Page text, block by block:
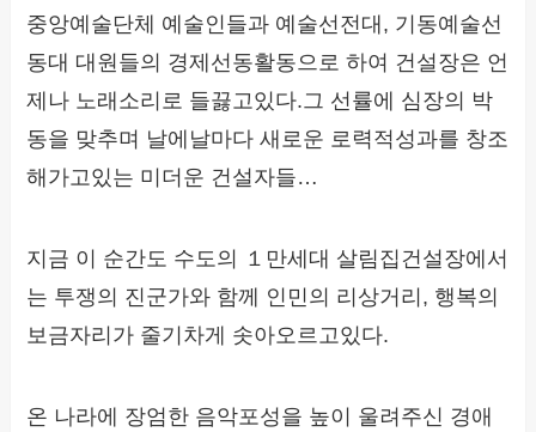
중앙예술단체 예술인들과 예술선전대, 기동예술선
동대 대원들의 경제선동활동으로 하여 건설장은 언
제나 노래소리로 들끓고있다.그 선률에 심장의 박
동을 맞추며 날에날마다 새로운 로력적성과를 창조
해가고있는 미더운 건설자들…
지금 이 순간도 수도의 １만세대 살림집건설장에서
는 투쟁의 진군가와 함께 인민의 리상거리, 행복의
보금자리가 줄기차게 솟아오르고있다.
온 나라에 장엄한 음악포성을 높이 울려주신 경애